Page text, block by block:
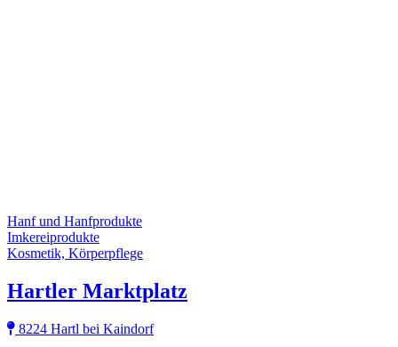
Hanf und Hanfprodukte
Imkereiprodukte
Kosmetik, Körperpflege
Hartler Marktplatz
8224 Hartl bei Kaindorf